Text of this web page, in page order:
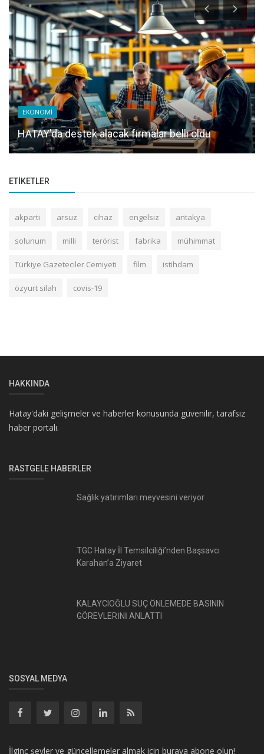
EKONOMİ
HATAY'da destek alacak firmalar belli oldu
ETIKETLER
akparti arsuz cihaz engelsiz antakya
solunum milli terörist fabrika mühimmat
Türkiye Gazeteciler Cemiyeti film istihdam
özyurt silah covis-19
HAKKINDA
Hatay'daki gelişmeler ve haberler konusunda güvenilir, tarafsız
haber portalı.
RASTGELE HABERLER
Sağlık yatırımları meyvesini veriyor
TGC Hatay İl Temsilciliği’nden Başsavcı
Karahan’a Ziyaret
KALAYCIOĞLU SUÇ ÖNLEMEDE BASININ
GÖREVLERİNİ ANLATTI
SOSYAL MEDYA
İlginç şeyler ve güncellemeler almak için buraya abone olun!